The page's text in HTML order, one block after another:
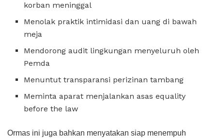
korban meninggal
Menolak praktik intimidasi dan uang di bawah
meja
Mendorong audit lingkungan menyeluruh oleh
Pemda
Menuntut transparansi perizinan tambang
Meminta aparat menjalankan asas equality
before the law
Ormas ini juga bahkan menyatakan siap menempuh